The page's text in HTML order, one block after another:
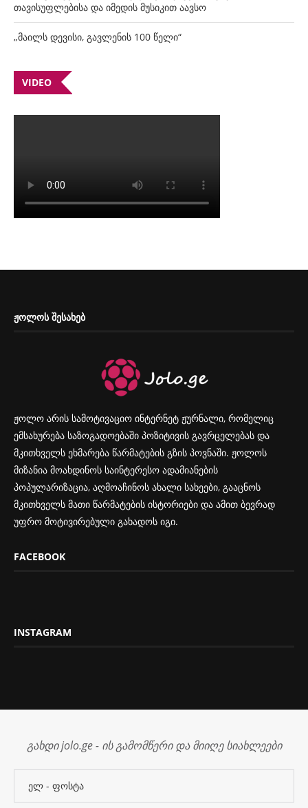
თავისუფლებისა და იმედის მუსიკით აავსო
„მაილს დევისი, გავლენის 100 წელი“
VIDEO
ᲟᲝᲚᲝᲡ ᲨᲔᲡᲐᲮᲔᲑ
ჟოლო არის სამოტივაციო ინტერნეტ ჟურნალი, რომელიც
ემსახურება საზოგადოებაში პოზიტივის გავრცელებას და
მკითხველს ეხმარება წარმატების გზის პოვნაში. ჟოლოს
მიზანია მოახდინოს საინტერესო ადამიანების
პოპულარიზაცია, აღმოაჩინოს ახალი სახეები, გააცნოს
მკითხველს მათი წარმატების ისტორიები და ამით ბევრად
უფრო მოტივირებული გახადოს იგი.
FACEBOOK
INSTAGRAM
გახდი jolo.ge - ის გამომწერი და მიიღე სიახლეები